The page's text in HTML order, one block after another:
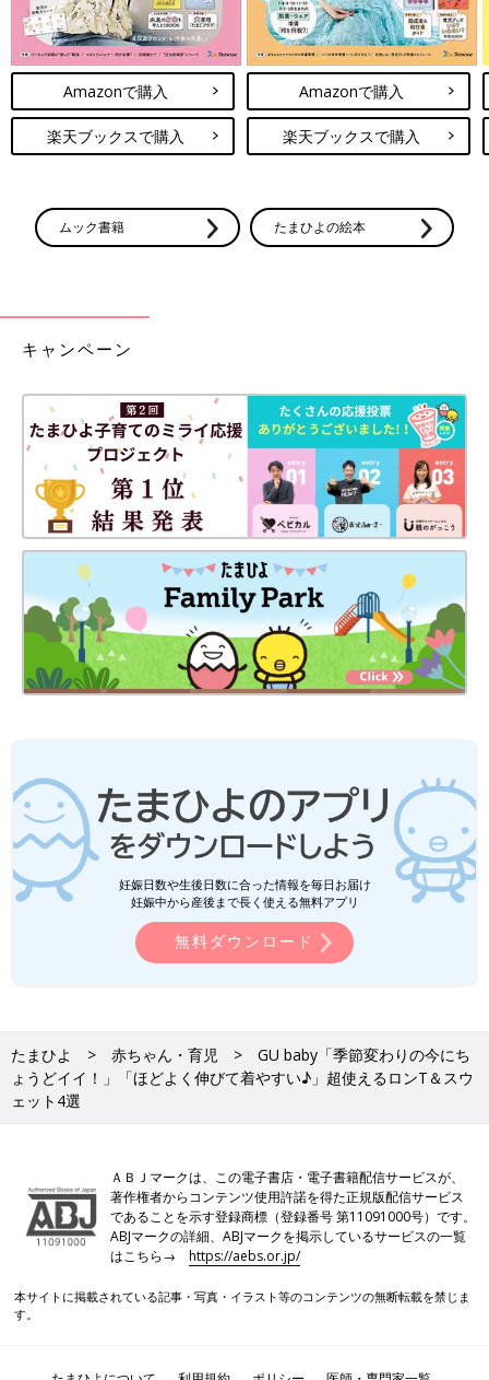
関連記事
GUキッズ「秋も使える優秀デザイン」
「新作のジョガーパンツも！」季節先取
りアイテム4選
GUの季節先取りアイテムに注目です。まだま
ザインもとにかくオシャレで、コレは手に入れ
ない手はありませんっ♪ 今回はそんなGUの、
おすすめアイテムをご紹介します。
【GU】秋の新作「買わない理由な
か。今回はそんなGUの、秋の新作アイテムを
ご紹介します。
GUの記事一覧
Amazonで購入
楽天ブックスで購入
Amazonで購入
楽天ブックスで購入
ムック書籍 たまひよの絵本
キャンペーン
妊娠日数や生後日数に合った情報を毎日お届け
妊娠中から産後まで長く使える無料アプリ
無料ダウンロード
たまひよ 赤ちゃん・育児
GU baby「季節変わりの今にち
ょうどイイ！」「ほどよく伸びて着やすい♪」超使えるロンT＆スウ
ェット4選
ＡＢＪマークは、この電子書店・電子書籍配信サービスが、
著作権者からコンテンツ使用許諾を得た正規版配信サービス
であることを示す登録商標（登録番号 第11091000号）です。
ABJマークの詳細、ABJマークを掲示しているサービスの一覧
はこちら→https://aebs.or.jp/
本サイトに掲載されている記事・写真・イラスト等のコンテンツの無断転載を禁じま
す。